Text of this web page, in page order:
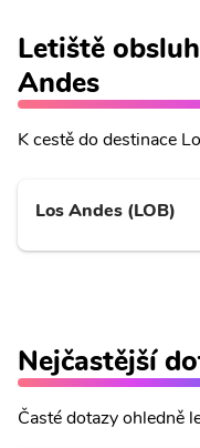
Letiště
Andes
K cestě do destinace
Los Andes (LOB)
Nejčastější
Časté dotazy ohledně